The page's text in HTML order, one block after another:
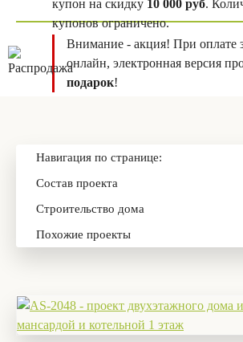
купон на скидку 10 000 руб.
купонов ограничено.
Внимание - акция! При оплате
онлайн, электронная версия
подарок!
Навигация по странице:
Состав проекта
Строительство дома
Похожие проекты